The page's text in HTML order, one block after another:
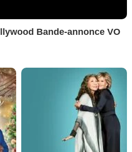
Bande-annonce VO